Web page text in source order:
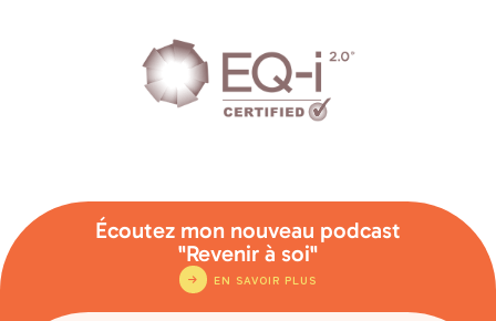
Écoutez mon nouveau podcast
"Revenir à soi"
EN SAVOIR PLUS